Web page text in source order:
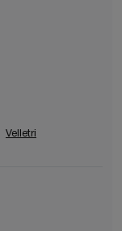
Velletri